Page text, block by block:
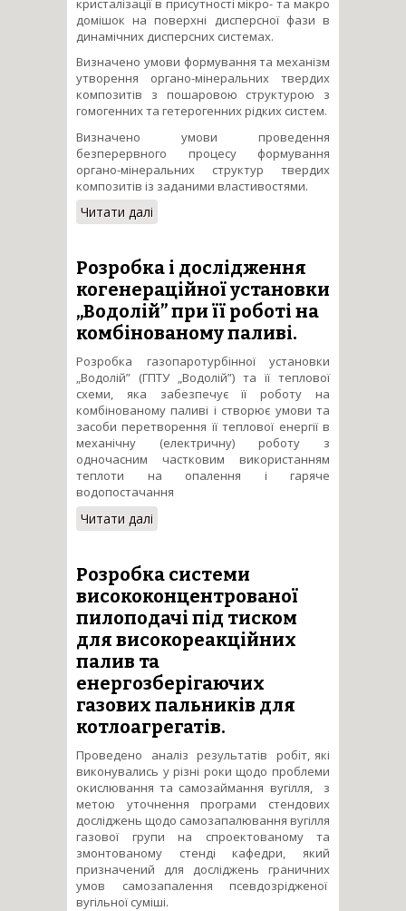
кристалізації в присутності мікро- та макро
домішок на поверхні дисперсної фази в
динамічних дисперсних системах.
Визначено умови формування та механізм
утворення органо-мінеральних твердих
композитів з пошаровою структурою з
гомогенних та гетерогенних рідких систем.
Визначено умови проведення
безперервного процесу формування
органо-мінеральних структур твердих
композитів із заданими властивостями.
Читати далі
методів збереження
відповідності з парадигмою
сталого розвитку.
Розробка і дослідження
когенераційної установки
„Водолій” при її роботі на
комбінованому паливі.
Розробка газопаротурбінної установки
„Водолій” (ГПТУ „Водолій”) та її теплової
схеми, яка забезпечує її роботу на
комбінованому паливі і створює умови та
засоби перетворення її теплової енергії в
механічну (електричну) роботу з
одночасним частковим використанням
теплоти на опалення і гаряче
водопостачання
Читати далі
когенераційної установки
комбінованому паливі.
Розробка системи
висококонцентрованої
пилоподачі під тиском
для високореакційних
палив та
енергозберігаючих
газових пальників для
котлоагрегатів.
Проведено аналіз результатів робіт, які
виконувались у різні роки щодо проблеми
окислювання та самозаймання вугілля, з
метою уточнення програми стендових
досліджень щодо самозапалювання вугілля
газової групи на спроектованому та
змонтованому стенді кафедри, який
призначений для досліджень граничних
умов самозапалення псевдозрідженої
вугільної суміші.